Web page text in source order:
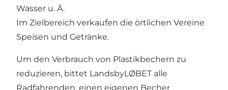
Wasser u. Ä.
Im Zielbereich verkaufen die örtlichen Vereine
Speisen und Getränke.
Um den Verbrauch von Plastikbechern zu
reduzieren, bittet LandsbyLØBET alle
Radfahrenden, einen eigenen Becher